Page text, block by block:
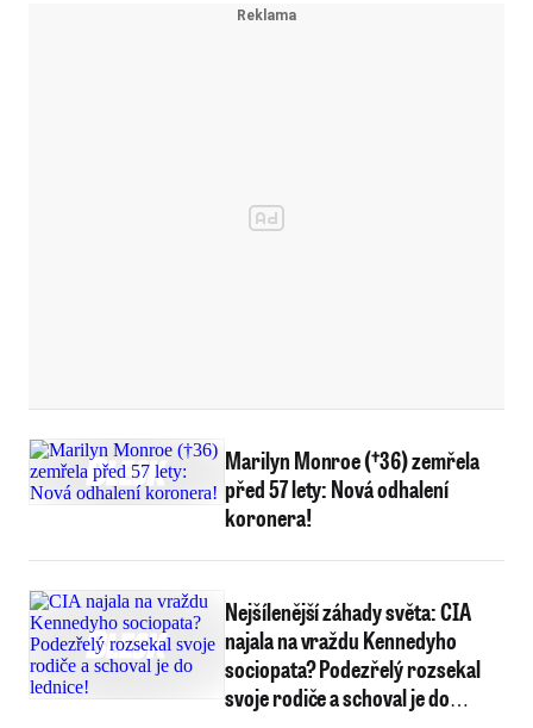
Marilyn Monroe (†36) zemřela
před 57 lety: Nová odhalení
koronera!
Nejšílenější záhady světa: CIA
najala na vraždu Kennedyho
sociopata? Podezřelý rozsekal
svoje rodiče a schoval je do